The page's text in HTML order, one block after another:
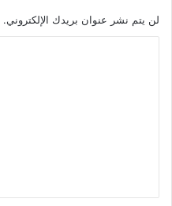
لن يتم نشر عنوان بريدك الإلكتروني.